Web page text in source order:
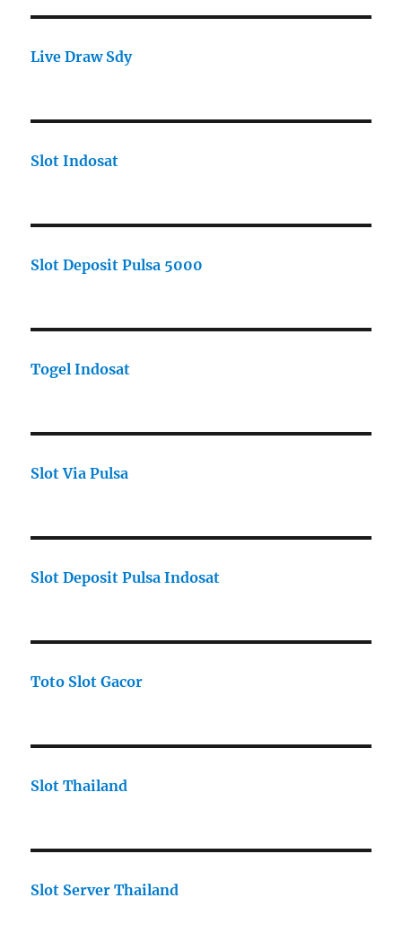
Live Draw Sdy
Slot Indosat
Slot Deposit Pulsa 5000
Togel Indosat
Slot Via Pulsa
Slot Deposit Pulsa Indosat
Toto Slot Gacor
Slot Thailand
Slot Server Thailand